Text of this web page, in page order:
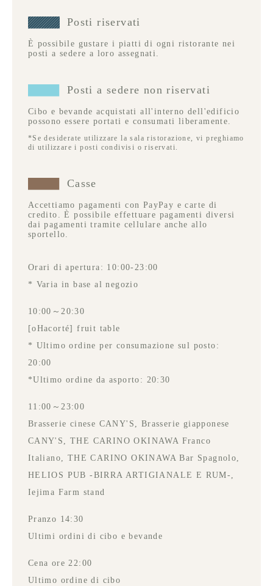
Posti riservati
È possibile gustare i piatti di ogni ristorante nei
posti a sedere a loro assegnati.
Posti a sedere non riservati
Cibo e bevande acquistati all'interno dell'edificio
possono essere portati e consumati liberamente.
*Se desiderate utilizzare la sala ristorazione, vi preghiamo
di utilizzare i posti condivisi o riservati.
Casse
Accettiamo pagamenti con PayPay e carte di
credito. È possibile effettuare pagamenti diversi
dai pagamenti tramite cellulare anche allo
sportello.
Orari di apertura: 10:00-23:00
* Varia in base al negozio
10:00～20:30
[oHacorté] fruit table
* Ultimo ordine per consumazione sul posto:
20:00
*Ultimo ordine da asporto: 20:30
11:00～23:00
Brasserie cinese CANY'S, Brasserie giapponese
CANY'S, THE CARINO OKINAWA Franco
Italiano, THE CARINO OKINAWA Bar Spagnolo,
HELIOS PUB -BIRRA ARTIGIANALE E RUM-,
Iejima Farm stand
Pranzo 14:30
Ultimi ordini di cibo e bevande
Cena ore 22:00
Ultimo ordine di cibo